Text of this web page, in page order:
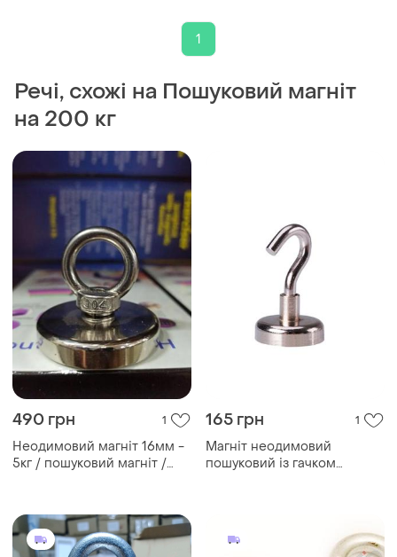
1
Речі, схожі на Пошуковий магніт
на 200 кг
490 грн 1
Неодимовий магніт 16мм -
5кг / пошуковий магніт /
165 грн 1
Магніт неодимовий
пошуковий із гачком